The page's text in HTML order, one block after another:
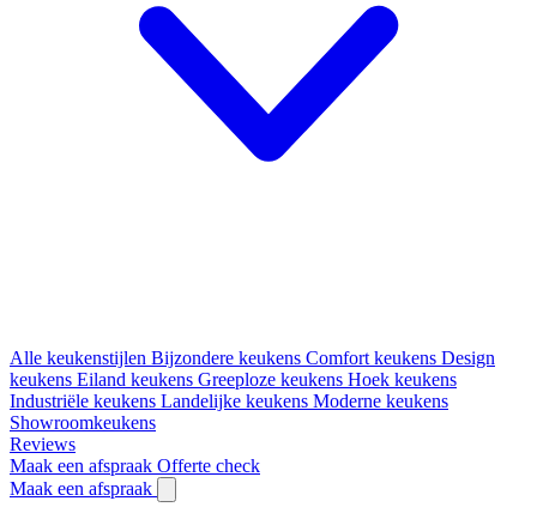
Alle keukenstijlen Bijzondere keukens Comfort keukens Design
keukens Eiland keukens Greeploze keukens Hoek keukens
Industriële keukens Landelijke keukens Moderne keukens
Showroomkeukens
Reviews
Maak een afspraak Offerte check
Maak een afspraak